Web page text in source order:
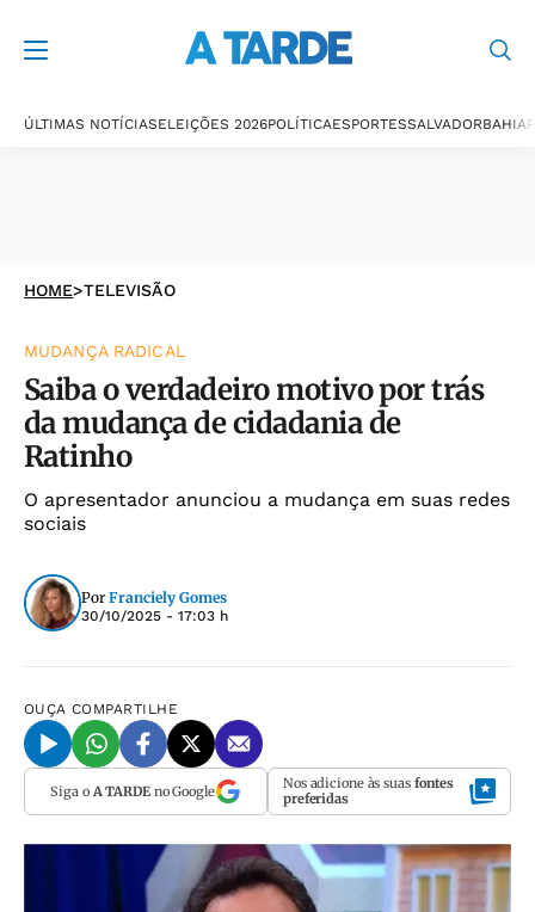
ÚLTIMAS NOTÍCIASELEIÇÕES 2026POLÍTICAESPORTESSALVADORBAHIA
HOME>TELEVISÃO
MUDANÇA RADICAL
Saiba o verdadeiro motivo por trás
da mudança de cidadania de
Ratinho
O apresentador anunciou a mudança em suas redes
sociais
Por Franciely Gomes
30/10/2025 - 17:03 h
OUÇA COMPARTILHE
Siga o A TARDEno Google Nos adicione às suas fontes
preferidas